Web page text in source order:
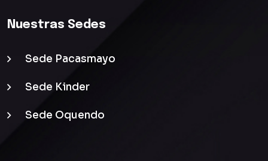
Nuestras Sedes
Sede Pacasmayo
Sede Kinder
Sede Oquendo